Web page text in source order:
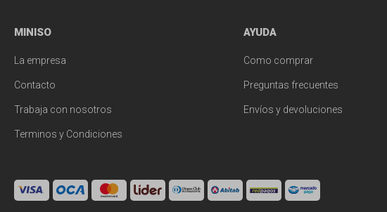
MINISO
La empresa
Contacto
Trabaja con nosotros
Terminos y Condiciones
AYUDA
Como comprar
Preguntas frecuentes
Envíos y devoluciones